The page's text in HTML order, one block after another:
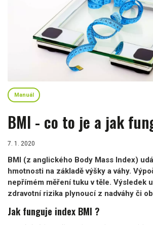
Manuál
BMI - co to je a jak
7. 1. 2020
BMI (z anglického Body Mass Index)
hmotnosti na základě výšky a váhy.
nepřímém měření tuku v těle. Výsledek
zdravotní rizika plynoucí z nadváhy či
Jak funguje index BMI ?